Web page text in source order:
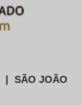
SÃO JOÃO